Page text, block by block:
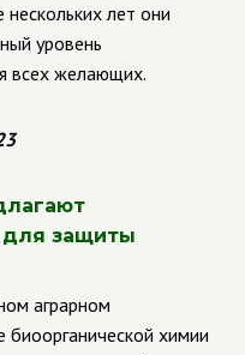
лет они
уровень
всех желающих.
для защиты
аграрном
биоорганической химии